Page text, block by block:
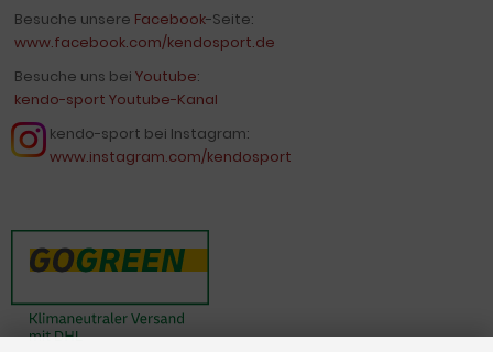
Besuche unsere Facebook-Seite:
www.facebook.com/kendosport.de
Besuche uns bei Youtube:
kendo-sport Youtube-Kanal
kendo-sport bei Instagram:
www.instagram.com/kendosport